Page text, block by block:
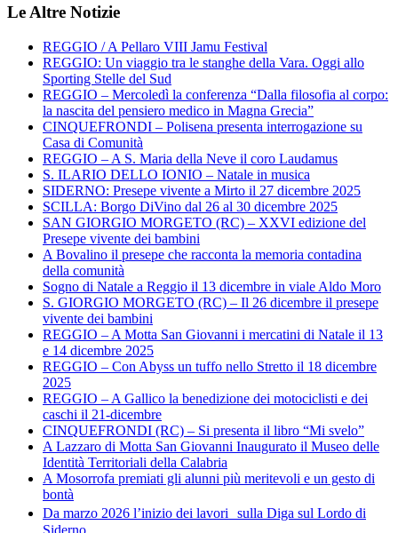
Le Altre Notizie
REGGIO / A Pellaro VIII Jamu Festival
REGGIO: Un viaggio tra le stanghe della Vara. Oggi allo
Sporting Stelle del Sud
REGGIO – Mercoledì la conferenza “Dalla filosofia al corpo:
la nascita del pensiero medico in Magna Grecia”
CINQUEFRONDI – Polisena presenta interrogazione su
Casa di Comunità
REGGIO – A S. Maria della Neve il coro Laudamus
S. ILARIO DELLO IONIO – Natale in musica
SIDERNO: Presepe vivente a Mirto il 27 dicembre 2025
SCILLA: Borgo DiVino dal 26 al 30 dicembre 2025
SAN GIORGIO MORGETO (RC) – XXVI edizione del
Presepe vivente dei bambini
A Bovalino il presepe che racconta la memoria contadina
della comunità
Sogno di Natale a Reggio il 13 dicembre in viale Aldo Moro
S. GIORGIO MORGETO (RC) – Il 26 dicembre il presepe
vivente dei bambini
REGGIO – A Motta San Giovanni i mercatini di Natale il 13
e 14 dicembre 2025
REGGIO – Con Abyss un tuffo nello Stretto il 18 dicembre
2025
REGGIO – A Gallico la benedizione dei motociclisti e dei
caschi il 21-dicembre
CINQUEFRONDI (RC) – Si presenta il libro “Mi svelo”
A Lazzaro di Motta San Giovanni Inaugurato il Museo delle
Identità Territoriali della Calabria
A Mosorrofa premiati gli alunni più meritevoli e un gesto di
bontà
Da marzo 2026 l’inizio dei lavori sulla Diga sul Lordo di